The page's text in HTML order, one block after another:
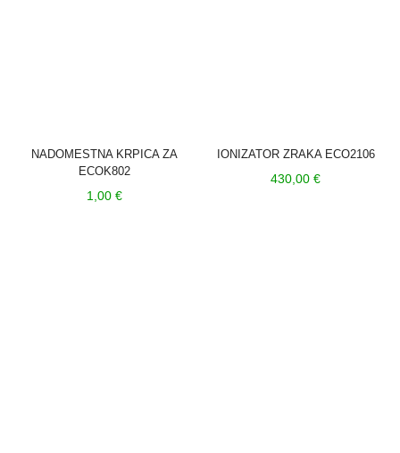
NADOMESTNA KRPICA ZA
ECOK802
1,00 €
IONIZATOR ZRAKA ECO2106
430,00€